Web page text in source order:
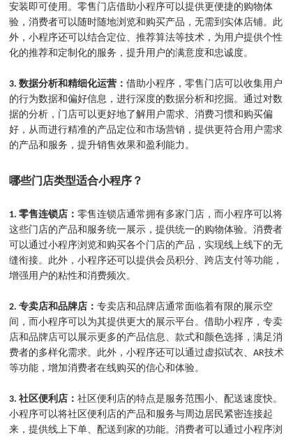
安装即可使用。零售门店借助小程序可以提供更便捷的购物体
验，消费者可以随时随地浏览和购买产品，无需到实体店铺。此
外，小程序还可以结合定位、推荐算法等技术，为用户提供个性
化的推荐和定制化的服务，提升用户的满意度和忠诚度。
3. 数据分析和精细化运营： 借助小程序，零售门店可以收集用户
的行为数据和偏好信息，进行深度的数据分析和挖掘。通过对数
据的分析，门店可以更好地了解用户需求、消费习惯和购买偏
好，从而进行精准的产品定位和市场营销，提供更符合用户需求
的产品和服务，提升销售效果和盈利能力。
哪些门店类型适合小程序？
1. 零售连锁店： 零售连锁店通常拥有多家门店，而小程序可以将
这些门店的产品和服务统一展示，提供统一的购物体验。消费者
可以通过小程序浏览和购买各个门店的产品，实现线上线下的无
缝衔接。此外，小程序还可以提供会员积分、跨店支付等功能，
增强用户的粘性和消费频次。
2. 专卖店和品牌店： 专卖店和品牌店通常面临着有限的展示空
间，而小程序可以为其提供更大的展示平台。借助小程序，专卖
店和品牌店可以展示更多的产品信息、款式和颜色选择，满足消
费者的多样化需求。此外，小程序还可以通过虚拟试衣、AR技术
等功能，增加消费者在线购买的信心和体验。
3. 社区便利店： 社区便利店的特点是服务范围小、配送速度快。
小程序可以将社区便利店的产品和服务与周边居民紧密连接起
来，提供线上下单、配送到家的功能。消费者可以通过小程序浏